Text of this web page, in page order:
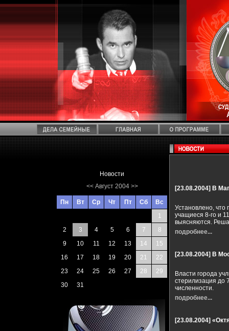
Новости
<< Август 2004 >>
Пн Вт Ср Чт Пт Сб
Вс
1
2
3 4 5 6 7
8
9
10 11 12 13 14
15
16
17 18 19 20 21
22
23
24 25 26 27 28
29
30
31
[23.08.2004] В
Установлено,
учащиеся 8-го и
выясняются.
подробнее...
[23.08.2004] В
Власти города
стерилизация до
численности.
подробнее...
[23.08.2004]